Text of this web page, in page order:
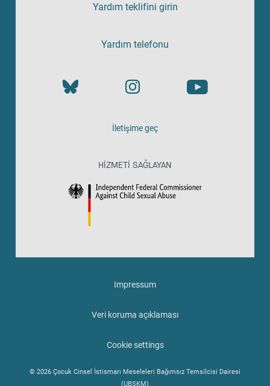
Yardım teklifini girin
Yardım telefonu
İletişime geç
HIZMETI SAĞLAYAN
Impressum
Veri koruma açıklaması
Cookie settings
© 2026 Çocuk Cinsel İstismarı Meseleleri Bağımsız Temsilcisi Dairesi
(UBSKM)